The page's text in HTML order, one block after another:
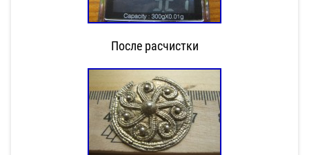
После расчистки